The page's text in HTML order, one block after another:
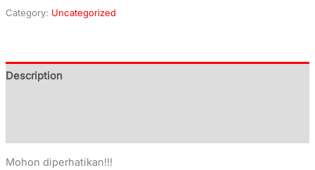
Category: Uncategorized
Description
Mohon diperhatikan!!!